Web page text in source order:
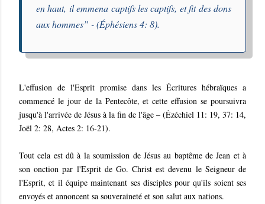
en haut, il emmena captifs les captifs, et fit des dons
aux hommes” - (Éphésiens 4: 8).
L'effusion de l'Esprit promise dans les Écritures hébraïques a
commencé le jour de la Pentecôte, et cette effusion se poursuivra
jusqu'à l'arrivée de Jésus à la fin de l'âge – (Ézéchiel 11: 19, 37: 14,
Joël 2: 28, Actes 2: 16-21).
Tout cela est dû à la soumission de Jésus au baptême de Jean et à
son onction par l'Esprit de Go. Christ est devenu le Seigneur de
l'Esprit, et il équipe maintenant ses disciples pour qu'ils soient ses
envoyés et annoncent sa souveraineté et son salut aux nations.